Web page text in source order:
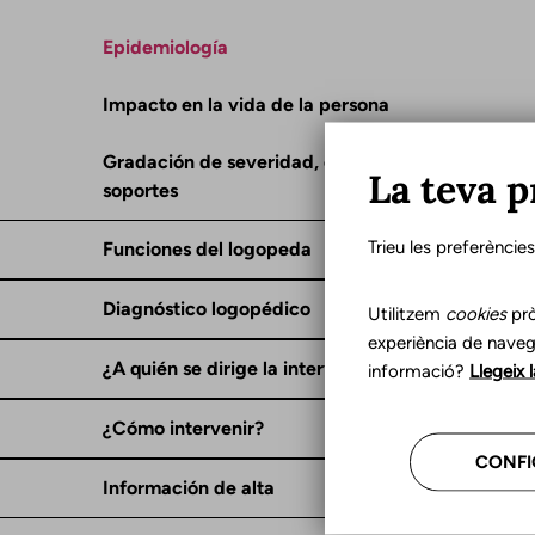
Epidemiología
Impacto en la vida de la persona
Gradación de severidad, consecuencias y
soportes
Funciones del logopeda
Diagnóstico logopédico
¿A quién se dirige la intervención?
¿Cómo intervenir?
Información de alta
La teva
Trieu les
Utilitzem cookies
experiència de
informació? Llegeix